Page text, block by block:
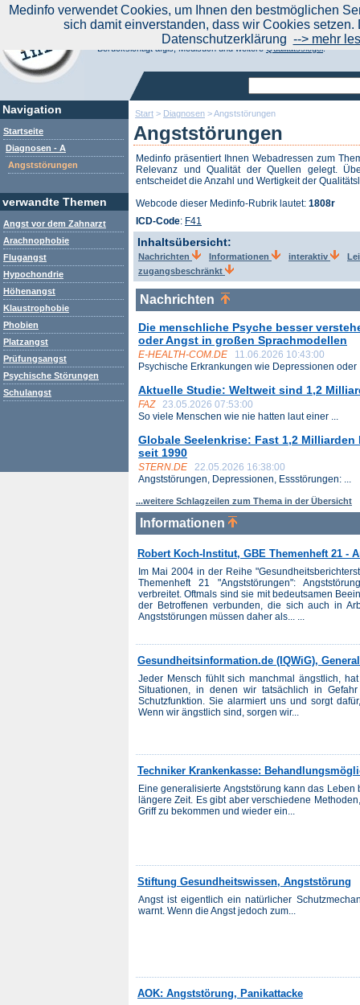
Start > Diagnosen >Angststörungen
Angststörungen
Medinfo präsentiert Ihnen Webadressen zum
Relevanz und Qualität der Quellen gelegt.
entscheidet die Anzahl und Wertigkeit der
Webcode dieser Medinfo-Rubrik lautet: 1808r
ICD-Code: F41
Inhaltsübersicht:
Nachrichten Informationen interaktiv
zugangsbeschränkt
Nachrichten
Die menschliche Psyche besser
oder Angst in großen Sprachmodellen
E-HEALTH-COM.DE
11.06.2026 10:43:00
Psychische Erkrankungen wie Depressionen oder
Aktuelle Studie: Weltweit sind 1,2
FAZ
23.05.2026 07:53:00
So viele Menschen wie nie hatten laut einer ...
Globale Seelenkrise: Fast 1,2
seit 1990
STERN.DE
22.05.2026 16:38:00
Angststörungen, Depressionen, Essstörungen: ...
...weitere Schlagzeilen zum Thema in der Übersicht
Informationen
Robert Koch-Institut, GBE Themenheft 21 -
Im Mai 2004 in der Reihe
Themenheft 21 "Angststörungen":
verbreitet. Oftmals sind sie mit bedeutsamen
der Betroffenen verbunden, die sich auch in
Angststörungen müssen daher als... ...
Gesundheitsinformation.de (IQWiG),
Jeder Mensch fühlt sich manchmal ängstlich,
Situationen, in denen wir tatsächlich in
Schutzfunktion. Sie alarmiert uns und sorgt
Wenn wir ängstlich sind, sorgen wir...
Techniker Krankenkasse:
Eine generalisierte Angststörung kann das
längere Zeit. Es gibt aber verschiedene
Griff zu bekommen und wieder ein...
Stiftung Gesundheitswissen, Angststörung
Angst ist eigentlich ein natürlicher
warnt. Wenn die Angst jedoch zum...
AOK: Angststörung, Panikattacke
Navigation
Startseite
Diagnosen - A
Angststörungen
verwandte Themen
Angst vor dem Zahnarzt
Arachnophobie
Flugangst
Hypochondrie
Höhenangst
Klaustrophobie
Phobien
Platzangst
Prüfungsangst
Psychische Störungen
Schulangst
Aktuelle Nachrichten|
Suchen Sie noch oder Finden Sie schon?
Medinfo.de - Meta-Portal für Gesundheitsthemen
Berücksichtigt afgis, Medisuch und weitereQualitätssiegel.
Medinfo verwendet Cookies, um Ihnen den bestmöglichen
sich damit einverstanden, dass wir Cookies
Datenschutzerklärung --> mehr